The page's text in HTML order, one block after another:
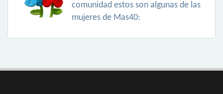
comunidad estos son algunas de las
mujeres de Mas40: